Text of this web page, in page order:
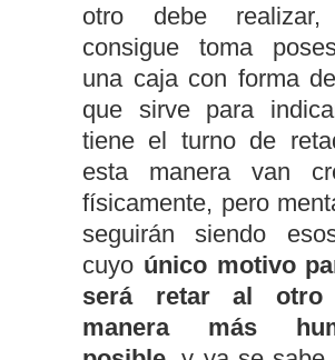
otro debe
consigue toma
una caja con forma
que sirve para
tiene el turno de
esta manera van
físicamente, pero
seguirán siendo
cuyo único motivo
será retar al
manera más